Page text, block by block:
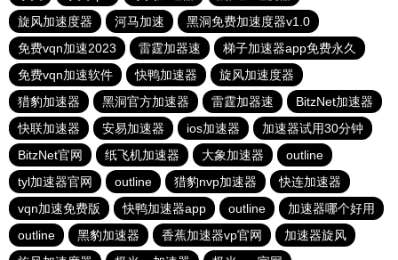
旋风加速度器
河马加速
黑洞免费加速度器v1.0
免费vqn加速2023
雷霆加器速
梯子加速器app免费永久
免费vqn加速软件
快鸭加速器
旋风加速度器
猎豹加速器
黑洞官方加速器 雷霆加器速
BitzNet加速器
快联加速器
安易加速器 ios加速器
加速器试用30分钟
BitzNet官网
纸飞机加速器 大象加速器
outline
tyl加速器官网
outline 猎豹nvp加速器
快连加速器
vqn加速免费版
快鸭加速器app outline
加速器哪个好用
outline
黑豹加速器 香蕉加速器vp官网
加速器旋风